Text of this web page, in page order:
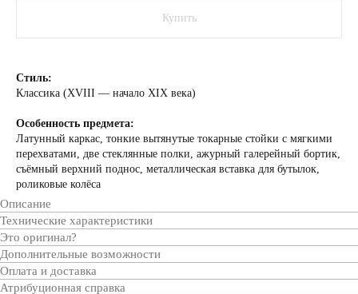
Купить
Стиль:
Классика (XVIII — начало XIX века)
Особенность предмета:
Латунный каркас, тонкие вытянутые токарные стойки с мягкими
перехватами, две стеклянные полки, ажурный галерейный бортик,
съёмный верхний поднос, металлическая вставка для бутылок,
роликовые колёса
Описание
Технические характеристики
Это оригинал?
Дополнительные возможности
Оплата и доставка
Атрибуционная справка